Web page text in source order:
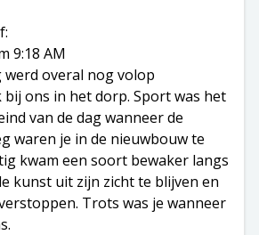
9:18 AM
overal nog volop
bij ons in het dorp. Sport was het
van de dag wanneer de
waren je in de nieuwbouw te
kwam een soort bewaker langs
kunst uit zijn zicht te blijven en
Trots was je wanneer